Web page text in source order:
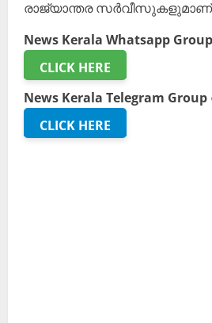
രാജ്യാന്തര
News Kerala Whatsapp
CLICK HERE
News Kerala Telegram
CLICK HERE